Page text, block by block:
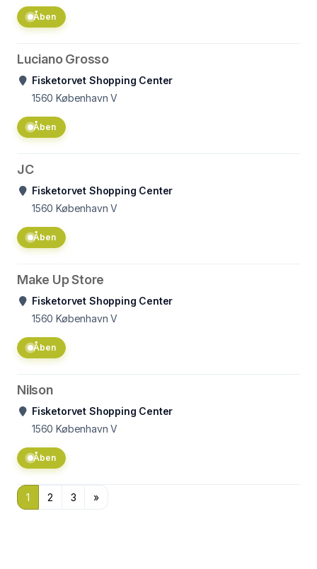
Åben
Luciano Grosso
Fisketorvet Shopping Center
1560 København V
Åben
JC
Fisketorvet Shopping Center
1560 København V
Åben
Make Up Store
Fisketorvet Shopping Center
1560 København V
Åben
Nilson
Fisketorvet Shopping Center
1560 København V
Åben
1 2 3 »